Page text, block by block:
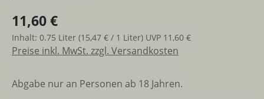
11,60 €
Inhalt: 0.75 Liter (15,47 € / 1 Liter) UVP 11,60 €
Preise inkl. MwSt. zzgl. Versandkosten
Abgabe nur an Personen ab 18 Jahren.